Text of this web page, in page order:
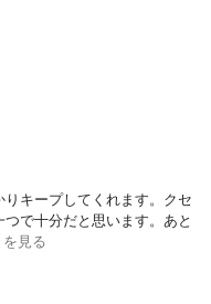
キープしてくれます。クセ
で十分だと思います。あと
見る